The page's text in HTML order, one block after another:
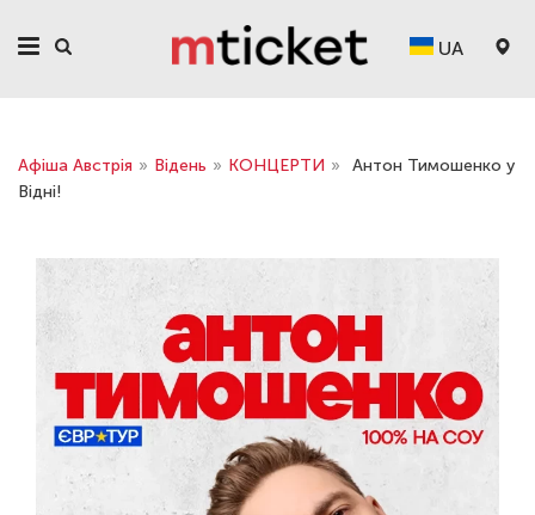
UA
Афіша Австрія » Відень » КОНЦЕРТИ »
Антон Тимошенко у
Відні!